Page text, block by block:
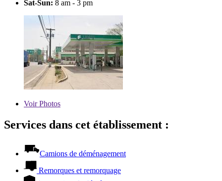
Sat-Sun: 8 am - 3 pm
VoirPhotos
Services dans cet établissement :
Camions de déménagement
Remorques et remorquage